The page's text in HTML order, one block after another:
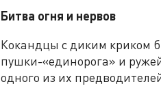
Битва огня и нервов
Кокандцы с диким криком
пушки-«единорога» и
одного из их